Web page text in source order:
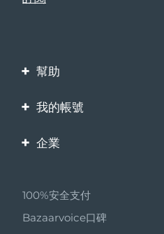
幫助
聯繫我們
保修與退換貨
我的帳號
產品註冊
企業
夥伴計畫
聯盟新聞
100%安全支付
Bazaarvoice口碑